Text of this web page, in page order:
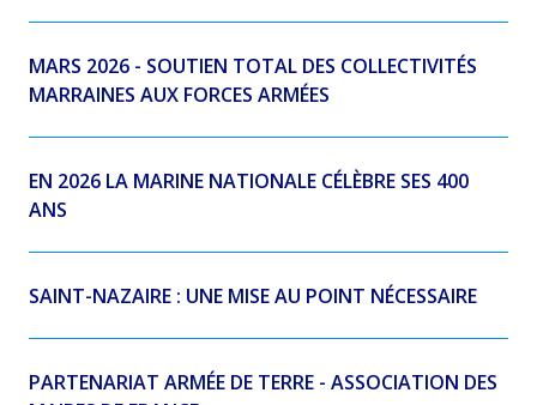
MARS 2026 - SOUTIEN TOTAL DES COLLECTIVITÉS
MARRAINES AUX FORCES ARMÉES
EN 2026 LA MARINE NATIONALE CÉLÈBRE SES 400
ANS
SAINT-NAZAIRE : UNE MISE AU POINT NÉCESSAIRE
PARTENARIAT ARMÉE DE TERRE - ASSOCIATION DES